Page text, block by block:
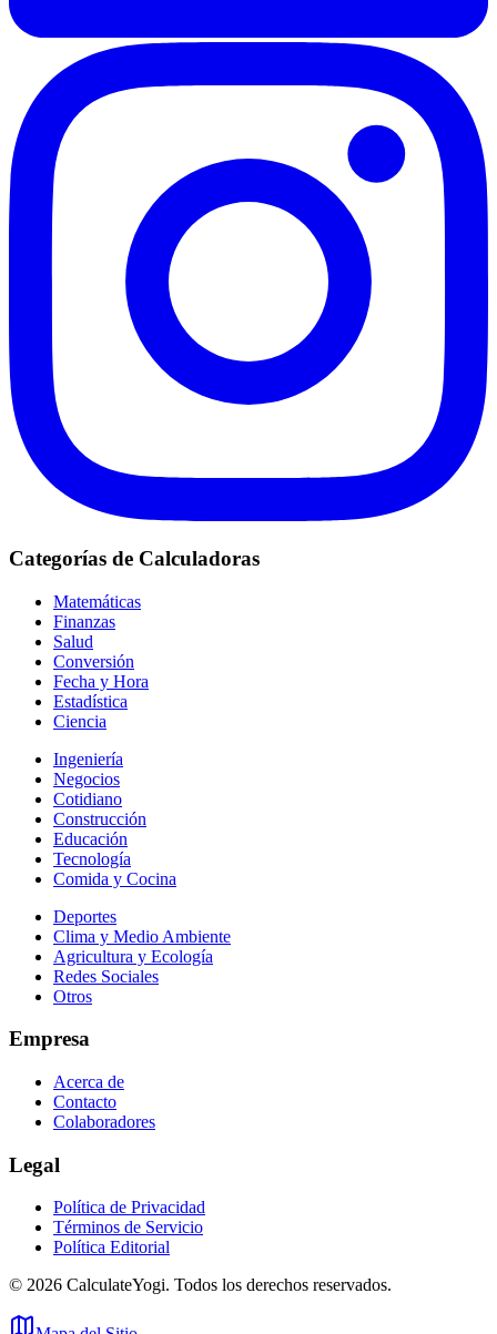
Categorías de Calculadoras
Matemáticas
Finanzas
Salud
Conversión
Fecha y Hora
Estadística
Ciencia
Ingeniería
Negocios
Cotidiano
Construcción
Educación
Tecnología
Comida y Cocina
Deportes
Clima y Medio Ambiente
Agricultura y Ecología
Redes Sociales
Otros
Empresa
Acerca de
Contacto
Colaboradores
Legal
Política de Privacidad
Términos de Servicio
Política Editorial
© 2026 CalculateYogi. Todos los derechos reservados.